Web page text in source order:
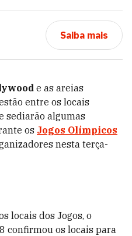
Saiba mais
e as areias
entre os locais
sediarão algumas
os Jogos Olímpicos
nesta terça-
locais dos Jogos, o
confirmou os locais para